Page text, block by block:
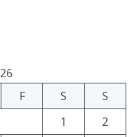
F S
S
1
2